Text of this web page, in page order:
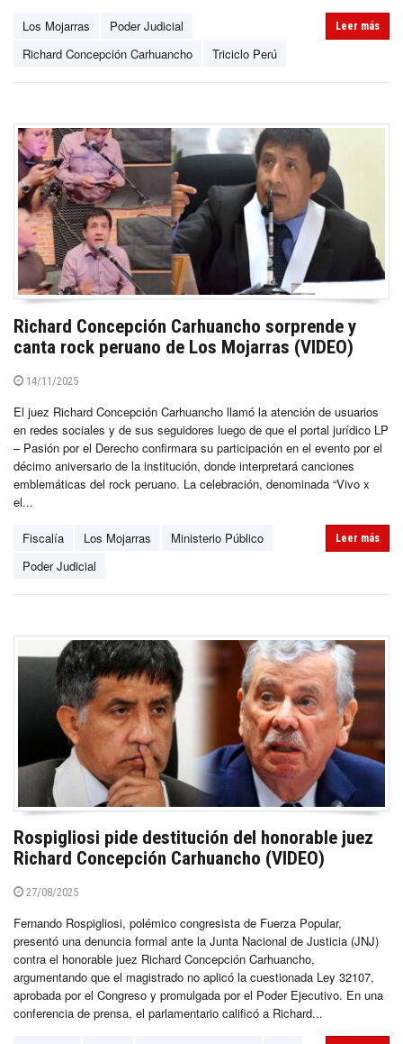
Los Mojarras
Poder Judicial
Richard Concepción Carhuancho
Triciclo Perú
Leer más
Richard Concepción Carhuancho sorprende y
canta rock peruano de Los Mojarras (VIDEO)
14/11/2025
El juez Richard Concepción Carhuancho llamó la atención de usuarios
en redes sociales y de sus seguidores luego de que el portal jurídico LP
– Pasión por el Derecho confirmara su participación en el evento por el
décimo aniversario de la institución, donde interpretará canciones
emblemáticas del rock peruano. La celebración, denominada “Vivo x
el...
Fiscalía Los Mojarras
Ministerio Público
Poder Judicial
Leer más
Rospigliosi pide destitución del honorable juez
Richard Concepción Carhuancho (VIDEO)
27/08/2025
Fernando Rospigliosi, polémico congresista de Fuerza Popular,
presentó una denuncia formal ante la Junta Nacional de Justicia (JNJ)
contra el honorable juez Richard Concepción Carhuancho,
argumentando que el magistrado no aplicó la cuestionada Ley 32107,
aprobada por el Congreso y promulgada por el Poder Ejecutivo. En una
conferencia de prensa, el parlamentario calificó a Richard...